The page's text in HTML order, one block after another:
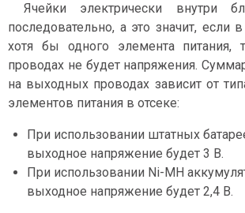
Ячейки электрически внутри
последовательно, а это значит, если
хотя бы одного элемента питания,
проводах не будет напряжения.
на выходных проводах зависит от
элементов питания в отсеке:
При использовании штатных
выходное напряжение будет 3 В.
При использовании Ni-MH
выходное напряжение будет 2,4 В.